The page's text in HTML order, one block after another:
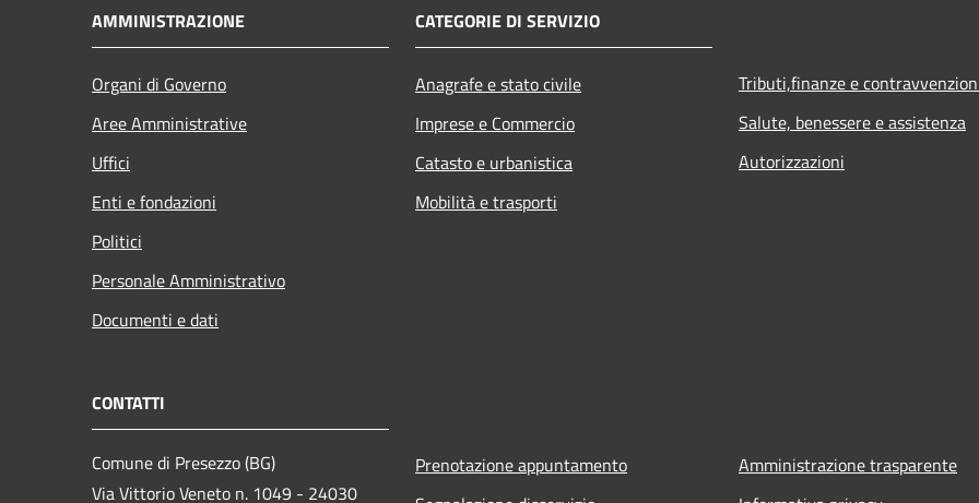
AMMINISTRAZIONE
Organi di Governo
Aree Amministrative
Uffici
Enti e fondazioni
Politici
Personale Amministrativo
Documenti e dati
CATEGORIE DI SERVIZIO
Anagrafe e stato civile
Imprese e Commercio
Catasto e urbanistica
Mobilità e trasporti
Tributi,finanze e
Salute, benessere e assistenza
Autorizzazioni
CONTATTI
Comune di Presezzo (BG)
Via Vittorio Veneto n. 1049 - 24030
Prenotazione appuntamento
Amministrazione trasparente